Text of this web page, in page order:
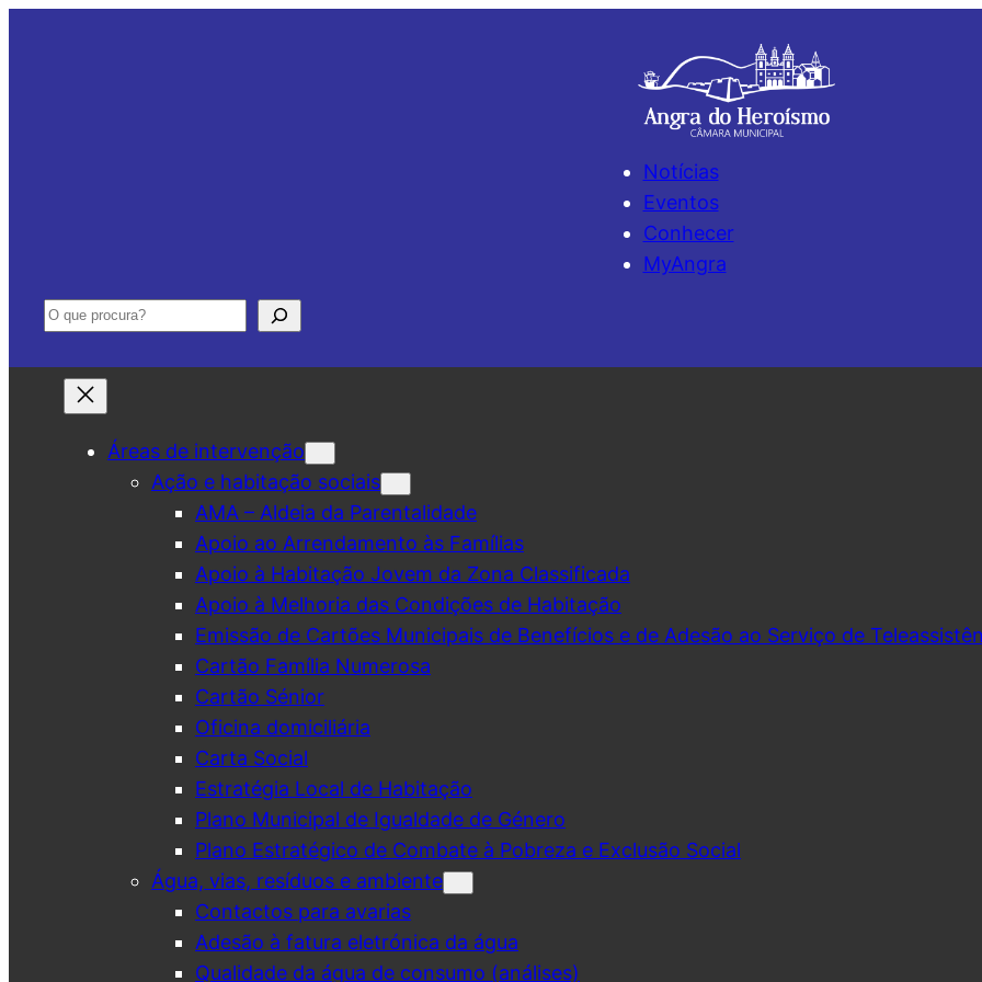
Notícias
Eventos
Conhecer
MyAngra
Pesquisar
Áreas de intervenção
Ação e habitação sociais
AMA – Aldeia da Parentalidade
Apoio ao Arrendamento às Famílias
Apoio à Habitação Jovem da Zona Classificada
Apoio à Melhoria das Condições de Habitação
Emissão de Cartões Municipais de Benefícios e de Adesão ao Serviço de
Cartão Família Numerosa
Cartão Sénior
Oficina domiciliária
Carta Social
Estratégia Local de Habitação
Plano Municipal de Igualdade de Género
Plano Estratégico de Combate à Pobreza e Exclusão Social
Água, vias, resíduos e ambiente
Contactos para avarias
Adesão à fatura eletrónica da água
Qualidade da água de consumo (análises)